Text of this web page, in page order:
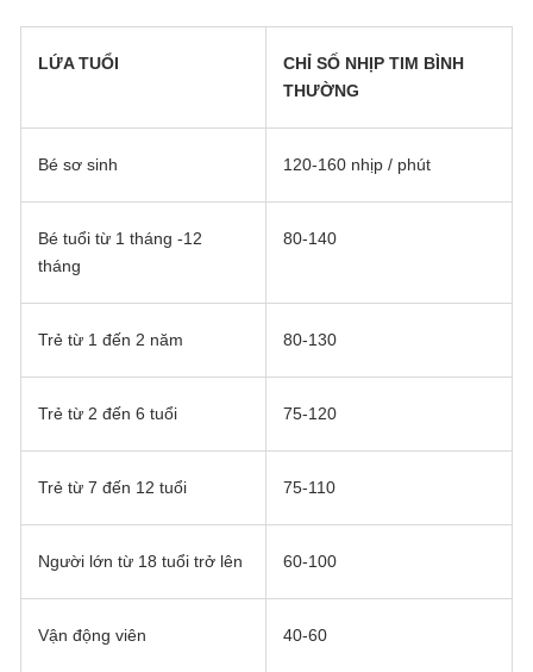
LỨA TUỔI
CHỈ SỐ NHỊP TIM BÌNH
THƯỜNG
Bé sơ sinh 120-160 nhịp / phút
Bé tuổi từ 1 tháng -12
tháng
80-140
Trẻ từ 1 đến 2 năm 80-130
Trẻ từ 2 đến 6 tuổi 75-120
Trẻ từ 7 đến 12 tuổi 75-110
Người lớn từ 18 tuổi trở lên 60-100
Vận động viên 40-60